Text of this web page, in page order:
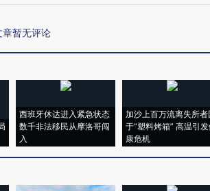
章暂无评论
西班牙休达进入紧急状态
数千非法移民从摩洛哥闯
入
加沙上百万流离失所者
于“塑料烤箱” 高温引发
康危机